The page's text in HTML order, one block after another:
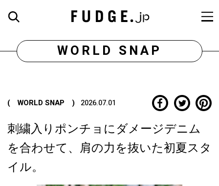
WORLD SNAP
( WORLD SNAP ) 2026.07.01
刺繍入りポンチョにダメージデニム
を合わせて、肩の力を抜いた初夏スタ
イル。